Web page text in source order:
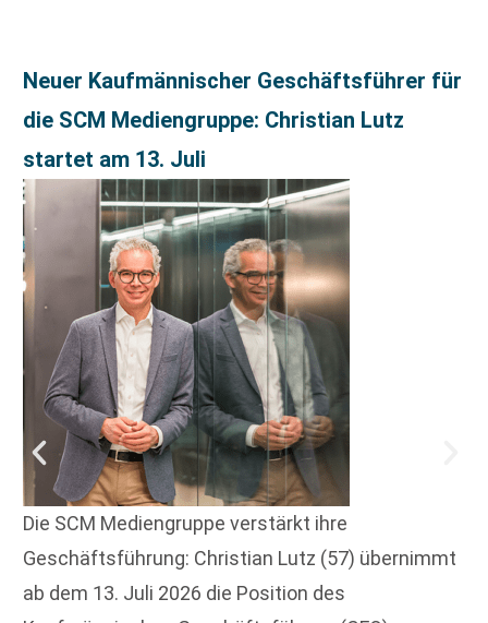
Neuer Kaufmännischer Geschäftsführer für
die SCM Mediengruppe: Christian Lutz
startet am 13. Juli
Die SCM Mediengruppe verstärkt ihre
Geschäftsführung: Christian Lutz (57) übernimmt
ab dem 13. Juli 2026 die Position des